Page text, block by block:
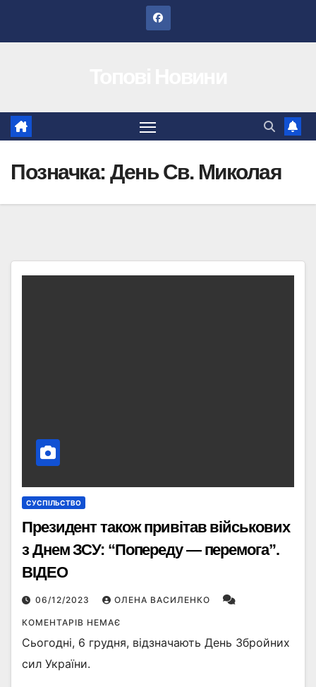
Позначка: День Св. Миколая
СУСПІЛЬСТВО
Президент також привітав військових
з Днем ЗСУ: “Попереду — перемога”.
ВІДЕО
06/12/2023 ОЛЕНА ВАСИЛЕНКО
КОМЕНТАРІВ НЕМАЄ
Сьогодні, 6 грудня, відзначають День Збройних
сил України.